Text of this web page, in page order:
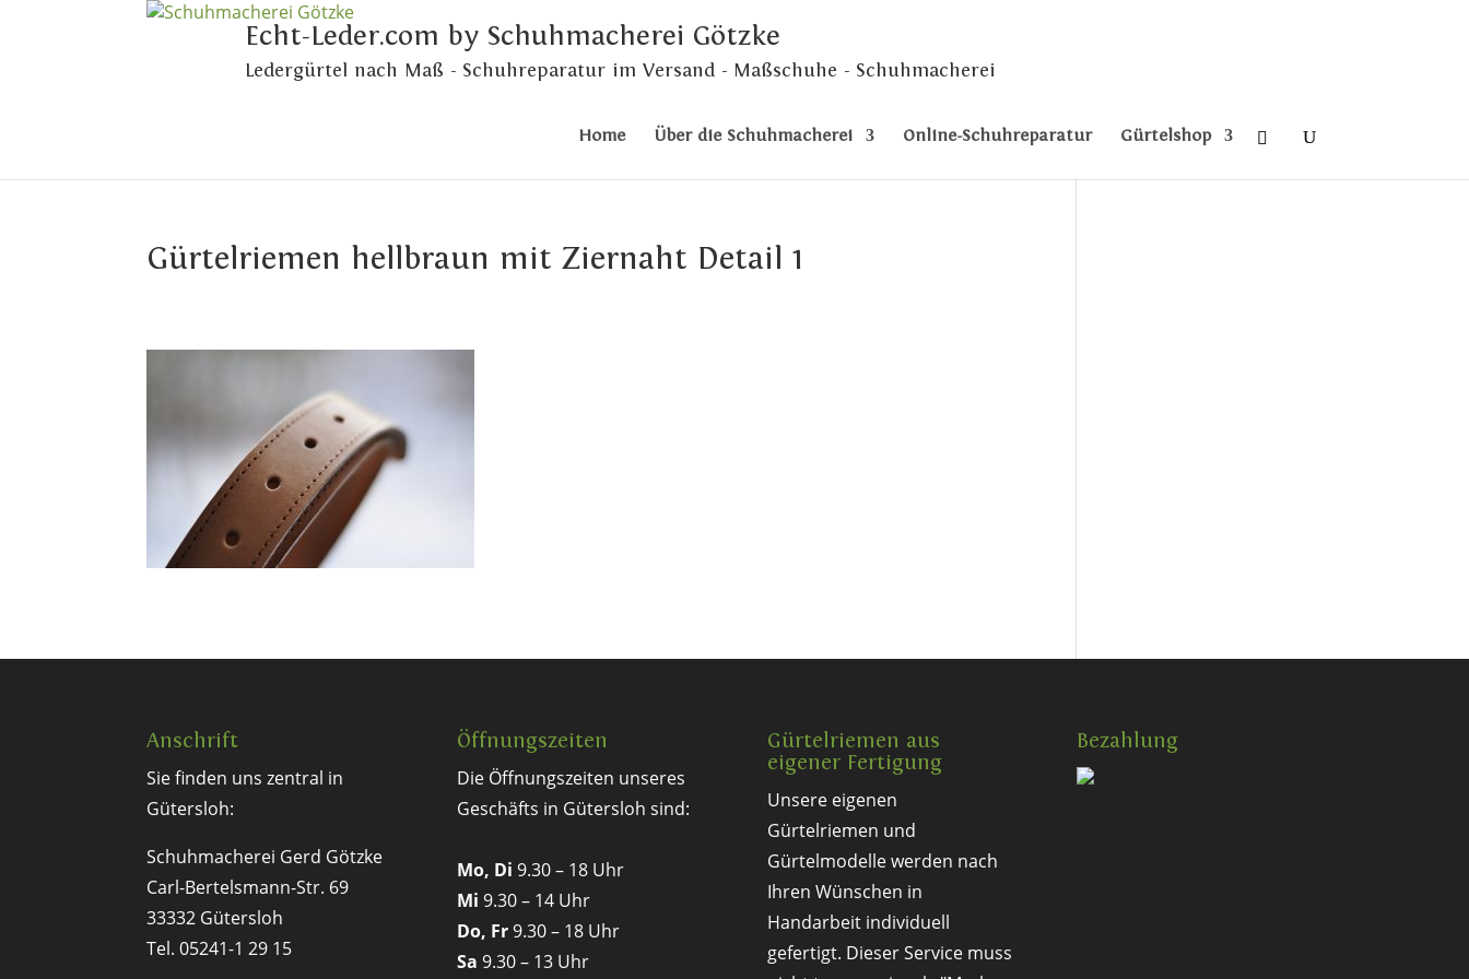
Echt-Leder.com by Schuhmacherei Götzke
Ledergürtel nach Maß - Schuhreparatur im Versand - Maßschuhe - Schuhmacherei
Home Über die Schuhmacherei Online-Schuhreparatur Gürtelshop
Gürtelriemen hellbraun mit Ziernaht Detail 1
Anschrift
Sie finden uns zentral in
Gütersloh:
Schuhmacherei Gerd Götzke
Carl-Bertelsmann-Str. 69
33332 Gütersloh
Tel. 05241-1 29 15
Öffnungszeiten
Die Öffnungszeiten unseres
Geschäfts in Gütersloh sind:
Mo, Di 9.30 – 18 Uhr
Mi 9.30 – 14 Uhr
Do, Fr9.30 – 18 Uhr
Sa 9.30 – 13 Uhr
Gürtelriemen aus
eigener Fertigung
Unsere eigenen
Gürtelriemen und
Gürtelmodelle werden nach
Ihren Wünschen in
Handarbeit individuell
gefertigt. Dieser Service muss
Bezahlung